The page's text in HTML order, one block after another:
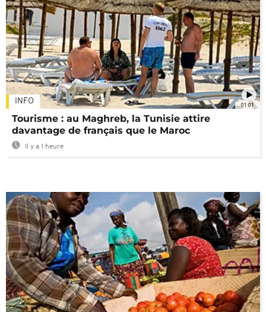
01:01
INFO
Tourisme : au Maghreb, la Tunisie attire
davantage de français que le Maroc
Il y a 1 heure